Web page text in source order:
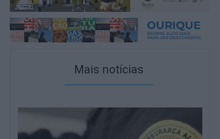
Mais notícias